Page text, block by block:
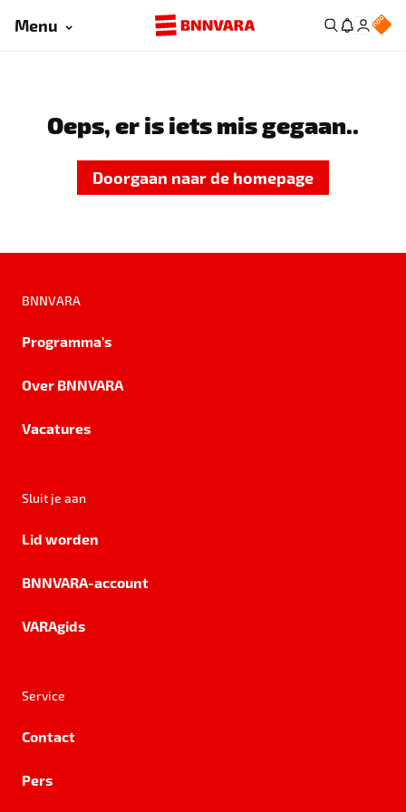
Menu
Oeps, er is iets mis gegaan..
Doorgaan naar de homepage
BNNVARA
Programma's
Over BNNVARA
Vacatures
Sluit je aan
Lid worden
BNNVARA-account
VARAgids
Service
Contact
Pers